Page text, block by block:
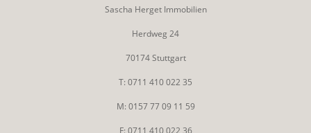
Sascha Herget Immobilien
Herdweg 24
70174 Stuttgart
T: 0711 410 022 35
M: 0157 77 09 11 59
F: 0711 410 022 36